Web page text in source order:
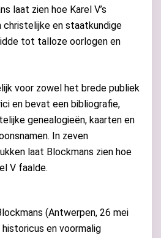
laat zien hoe Karel V’s
christelijke en staatkundige
tot talloze oorlogen en
voor zowel het brede publiek
en bevat een bibliografie,
genealogieën, kaarten en
In zeven
laat Blockmans zien hoe
V faalde.
(Antwerpen, 26 mei
en voormalig